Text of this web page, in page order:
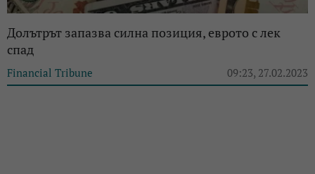
Долътрът запазва силна позиция, еврото с лек
спад
Financial Tribune 09:23, 27.02.2023